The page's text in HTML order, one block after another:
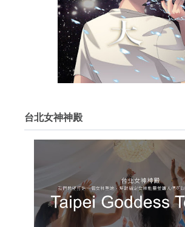
台北女神神殿